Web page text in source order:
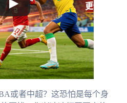
或者中超？这恐怕是每个身